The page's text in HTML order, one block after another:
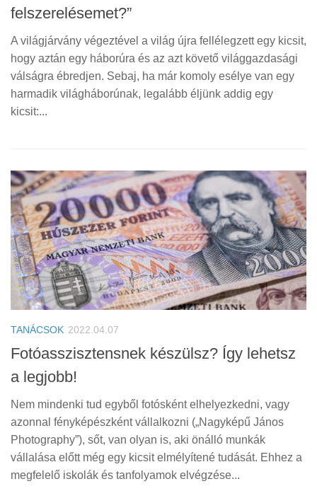
felszerelésemet?”
A világjárvány végeztével a világ újra fellélegzett egy kicsit,
hogy aztán egy háborúra és az azt követő világgazdasági
válságra ébredjen. Sebaj, ha már komoly esélye van egy
harmadik világháborúnak, legalább éljünk addig egy
kicsit:...
TANÁCSOK 2022.04.07
Fotóasszisztensnek készülsz? Így lehetsz
a legjobb!
Nem mindenki tud egyből fotósként elhelyezkedni, vagy
azonnal fényképészként vállalkozni („Nagyképű János
Photography”), sőt, van olyan is, aki önálló munkák
vállalása előtt még egy kicsit elmélyítené tudását. Ehhez a
megfelelő iskolák és tanfolyamok elvégzése...